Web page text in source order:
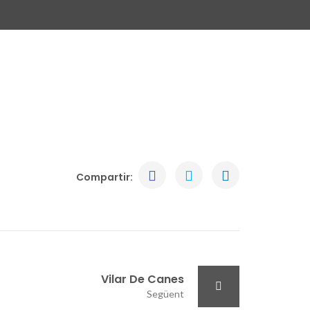
Compartir:
Vilar De Canes
Següent